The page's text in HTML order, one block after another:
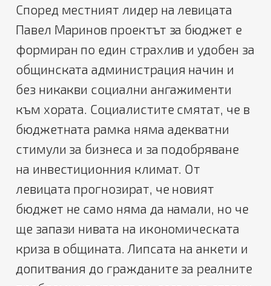
Според местният лидер на левицата
Павел Маринов проектът за бюджет е
формиран по един страхлив и удобен за
общинската администрация начин и
без никакви социални ангажименти
към хората. Социалистите смятат, че в
бюджетната рамка няма адекватни
стимули за бизнеса и за подобряване
на инвестиционния климат. От
левицата прогнозират, че новият
бюджет не само няма да намали, но че
ще запази нивата на икономическата
криза в общината. Липсата на анкети и
допитвания до гражданите за реалните